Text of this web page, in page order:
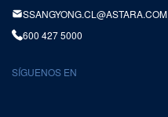
SSANGYONG.CL@ASTARA.COM
600 427 5000
SÍGUENOS EN